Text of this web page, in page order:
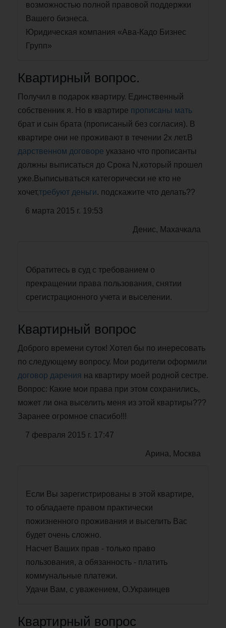
возможностью полной правовой поддержки
Вашего бизнеса.
Юридическая компания «Ава-Кадо Бизнес
Групп»
Квартирный вопрос.
Получил в подарок квартиру. Единственный
собственник я. Но в квартире прописаны мать
брат и сын брата (прописаный без согласия). В
квартире они не проживают в течении 2х лет.В
дарственном договоре указано что прописанты
должны выписаться до Срока N,который прошел
уже.Выписываться категорически не кто не
хочет,требуют деньги. подскажите что делать??
6 марта 2015 г. 19:53
Денис, Махачкала
Обратитесь в суд с требованием о
прекращении права пользования, снятии
срегистрационного учета и выселении.
Квартирный вопрос
Доброго времени суток! Хотел бы по инересовать
по следующему вопросу. Мои родители оформили
договор дарения на квартиру моей родной сестре.
Вопрос: Какие мои права при этом сохранились,
может ли она выселить меня из этой квартиры???
Заранее огромное спасибо!!!
7 февраля 2015 г. 17:47
Арина, Москва
Если Вы зарегистрированы в этой квартире,
то обладаете правом практически
пожизненного проживания и выселить Вас
будет очень сложно.
Насчет Ваших прав - только право
пользования, а обязанность - платить
коммунальные платежи.
Удачи Вам, с уважением, О.Украинцев
Квартирный вопрос